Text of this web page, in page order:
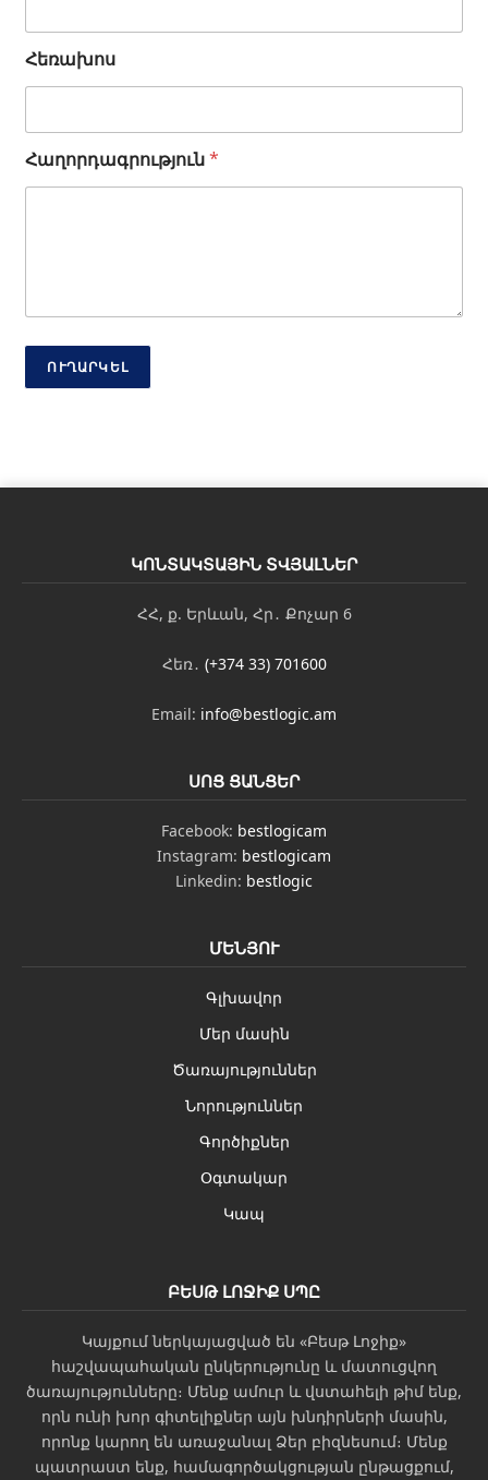
Հեռախոս
*
Հաղորդագրություն*
ՈՒՂԱՐԿԵԼ
ԿՈՆՏԱԿՏԱՅԻՆ ՏՎՅԱԼՆԵՐ
ՀՀ, ք. Երևան, Հր․ Քոչար 6
Հեռ․ (+374 33) 701600
Email: info@bestlogic.am
ՍՈՑ ՑԱՆՑԵՐ
Facebook: bestlogicam
Instagram: bestlogicam
Linkedin: bestlogic
ՄԵՆՅՈՒ
Գլխավոր
Մեր մասին
Ծառայություններ
Նորություններ
Գործիքներ
Օգտակար
Կապ
ԲԵՍԹ ԼՈՋԻՔ ՍՊԸ
Կայքում ներկայացված են «Բեսթ Լոջիք»
հաշվապահական ընկերությունը և մատուցվող
ծառայությունները։ Մենք ամուր և վստահելի թիմ ենք,
որն ունի խոր գիտելիքներ այն խնդիրների մասին,
որոնք կարող են առաջանալ Ձեր բիզնեսում։ Մենք
պատրաստ ենք, համագործակցության ընթացքում,